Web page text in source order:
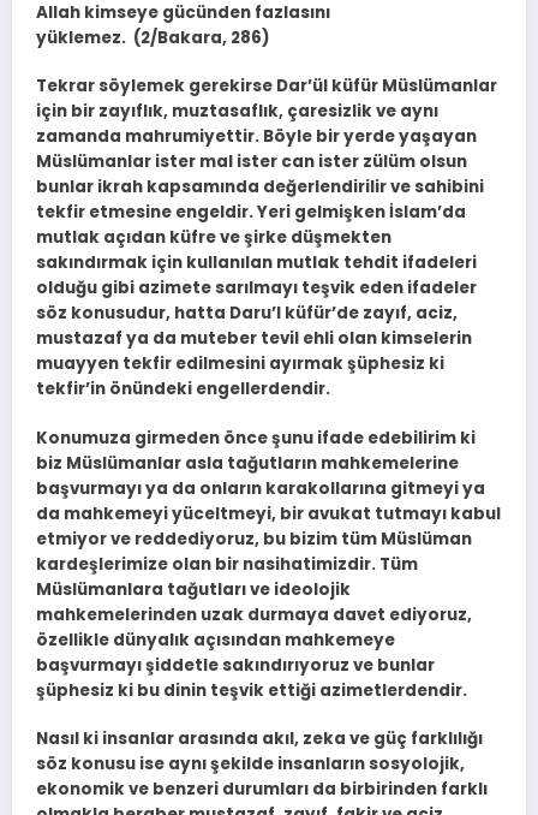
Allah kimseye gücünden fazlasını
yüklemez. (2/Bakara, 286)
Tekrar söylemek gerekirse Dar’ül küfür Müslümanlar
için bir zayıflık, muztasaflık, çaresizlik ve aynı
zamanda mahrumiyettir. Böyle bir yerde yaşayan
Müslümanlar ister mal ister can ister zülüm olsun
bunlar ikrah kapsamında değerlendirilir ve sahibini
tekfir etmesine engeldir. Yeri gelmişken İslam’da
mutlak açıdan küfre ve şirke düşmekten
sakındırmak için kullanılan mutlak tehdit ifadeleri
olduğu gibi azimete sarılmayı teşvik eden ifadeler
söz konusudur, hatta Daru’l küfür’de zayıf, aciz,
mustazaf ya da muteber tevil ehli olan kimselerin
muayyen tekfir edilmesini ayırmak şüphesiz ki
tekfir’in önündeki engellerdendir.
Konumuza girmeden önce şunu ifade edebilirim ki
biz Müslümanlar asla tağutların mahkemelerine
başvurmayı ya da onların karakollarına gitmeyi ya
da mahkemeyi yüceltmeyi, bir avukat tutmayı kabul
etmiyor ve reddediyoruz, bu bizim tüm Müslüman
kardeşlerimize olan bir nasihatimizdir. Tüm
Müslümanlara tağutları ve ideolojik
mahkemelerinden uzak durmaya davet ediyoruz,
özellikle dünyalık açısından mahkemeye
başvurmayı şiddetle sakındırıyoruz ve bunlar
şüphesiz ki bu dinin teşvik ettiği azimetlerdendir.
Nasıl ki insanlar arasında akıl, zeka ve güç farklılığı
söz konusu ise aynı şekilde insanların sosyolojik,
ekonomik ve benzeri durumları da birbirinden farklı